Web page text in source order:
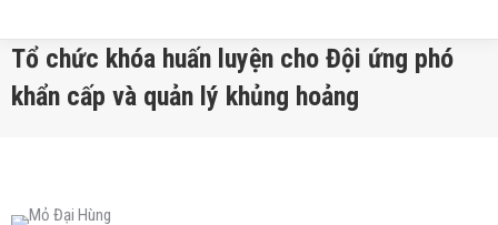
Tổ chức khóa huấn luyện cho Đội ứng phó
khẩn cấp và quản lý khủng hoảng